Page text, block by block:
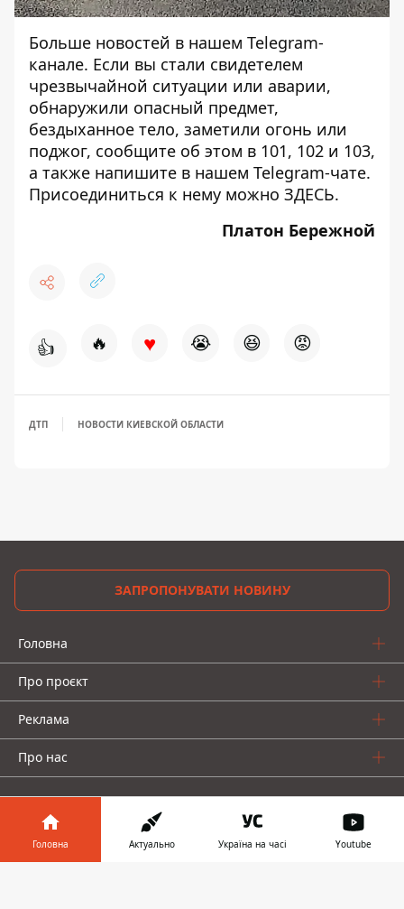
Больше новостей в нашем Telegram-
канале. Если вы стали свидетелем
чрезвычайной ситуации или аварии,
обнаружили опасный предмет,
бездыханное тело, заметили огонь или
поджог, сообщите об этом в 101, 102 и 103,
а также напишите в нашем Telegram-чате.
Присоединиться к нему можно ЗДЕСЬ.
Платон Бережной
👍 🔥 ♥ 😭 😆 😡
ДТП НОВОСТИ КИЕВСКОЙ ОБЛАСТИ
ЗАПРОПОНУВАТИ НОВИНУ
Головна
Про проєкт
Реклама
Про нас
Головна Актуально Україна на часі Youtube